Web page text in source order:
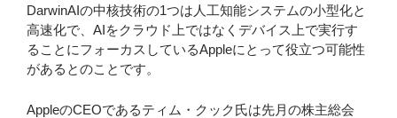
DarwinAIの中核技術の1つは人工知能システムの小型化と
高速化で、AIをクラウド上ではなくデバイス上で実行す
ることにフォーカスしているAppleにとって役立つ可能性
があるとのことです。
AppleのCEOであるティム・クック氏は先月の株主総会